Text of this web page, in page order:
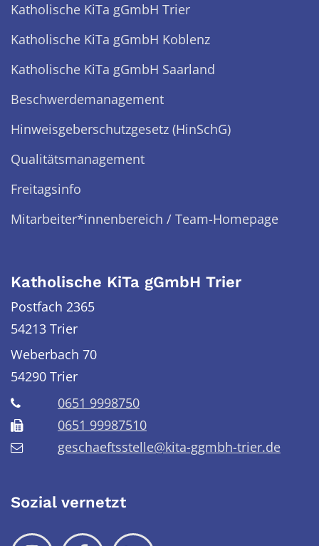
Katholische KiTa gGmbH Trier
Katholische KiTa gGmbH Koblenz
Katholische KiTa gGmbH Saarland
Beschwerdemanagement
Hinweisgeberschutzgesetz (HinSchG)
Qualitätsmanagement
Freitagsinfo
Mitarbeiter*innenbereich / Team-Homepage
Katholische KiTa gGmbH Trier
Postfach 2365
54213 Trier
Weberbach 70
54290 Trier
0651 9998750
0651 99987510
geschaeftsstelle@kita-ggmbh-trier.de
Sozial vernetzt